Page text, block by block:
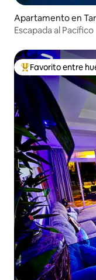
Apartamento en
Escapada al Pacífico
Favorito entre
Favorito entre